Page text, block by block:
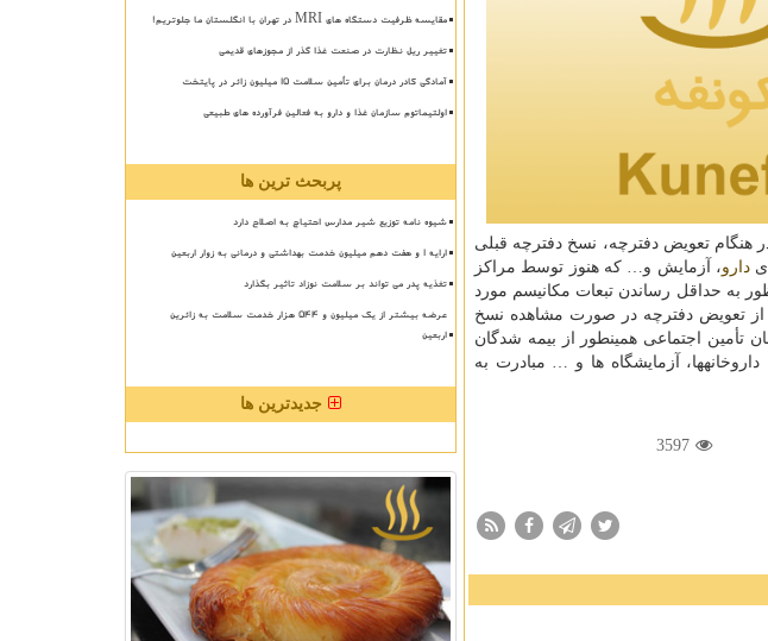
هنگام تعویض دفترچه، نسخ دفترچه قبلی
دارو، آزمایش و… كه هنوز توسط مراكز
به حداقل رساندن تبعات مكانیسم مورد
تعویض دفترچه در صورت مشاهده نسخ
تأمین اجتماعی همینطور از بیمه شدگان
آزمایشگاه ها و … مبادرت به
3597
مقایسه ظرفیت دستگاه های MRI در تهران با انگلستان ما جلوتریم!
تغییر ریل نظارت در صنعت غذا گذر از مجوزهای قدیمی
آمادگی کادر درمان برای تأمین سلامت 15 میلیون زائر در پایتخت
اولتیماتوم سازمان غذا و دارو به فعالین فرآورده های طبیعی
پربحث ترین ها
شیوه نامه توزیع شیر مدارس احتیاج به اصلاح دارد
ارایه ۱ و هفت دهم میلیون خدمت بهداشتی و درمانی به زوار اربعین
تغذیه پدر می تواند بر سلامت نوزاد تاثیر بگذارد
عرضه بیشتر از یک میلیون و ۵۴۴ هزار خدمت سلامت به زائرین
اربعین
جدیدترین ها